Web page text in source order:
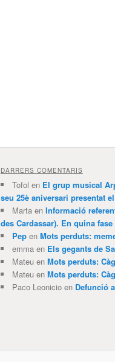
DARRERS COMENTARIS
Tofol en El grup musical
seu 25è aniversari presentat
Martaen Informació
des Cardassar). En quina
Pepen Mots perduts:
emmaen Els gegants de
Mateuen Mots perduts:
Mateuen Mots perduts:
Paco Leonicioen Defunció